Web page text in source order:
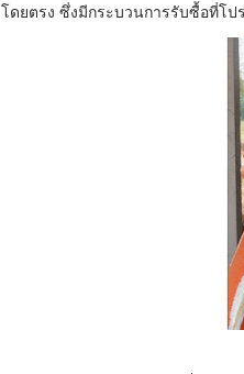
โดยตรง ซึ่งมีกระบวนการรับซื้อที่โ